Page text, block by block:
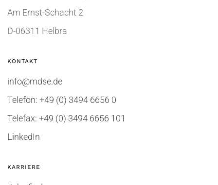
Am Ernst-Schacht 2
D-06311 Helbra
KONTAKT
info@mdse.de
Telefon: +49 (0) 3494 6656 0
Telefax: +49 (0) 3494 6656 101
LinkedIn
KARRIERE